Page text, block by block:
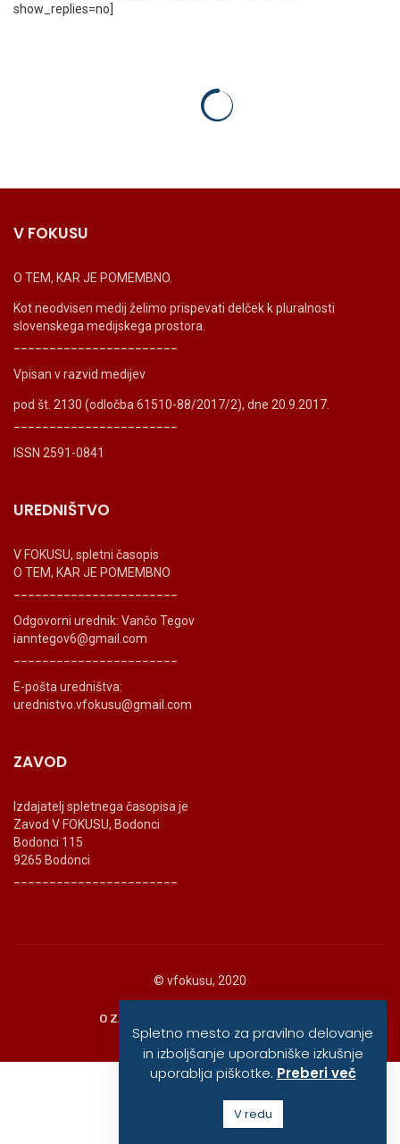
show_replies=no]
V FOKUSU
O TEM, KAR JE POMEMBNO.
Kot neodvisen medij želimo prispevati delček k pluralnosti
slovenskega medijskega prostora.
Vpisan v razvid medijev
pod št. 2130 (odločba 61510-88/2017/2), dne 20.9.2017.
ISSN 2591-0841
UREDNIŠTVO
V FOKUSU, spletni časopis
O TEM, KAR JE POMEMBNO
Odgovorni urednik: Vančo Tegov
ianntegov6@gmail.com
E-pošta uredništva:
urednistvo.vfokusu@gmail.com
ZAVOD
Izdajatelj spletnega časopisa je
Zavod V FOKUSU, Bodonci
Bodonci 115
9265 Bodonci
© vfokusu, 2020
O ZAVODU
Spletno mesto za pravilno delovanje
in izboljšanje uporabniške izkušnje
uporablja piškotke. Preberi več
V redu